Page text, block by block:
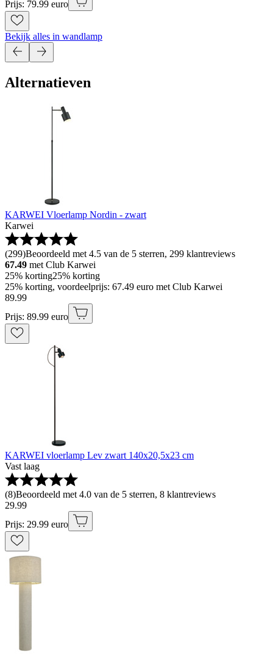
Prijs: 79.99 euro
Bekijk alles in wandlamp
Alternatieven
KARWEI Vloerlamp Nordin - zwart
Karwei
(299)Beoordeeld met 4.5 van de 5 sterren, 299 klantreviews
67.49 met Club Karwei
25% korting25% korting
25% korting, voordeelprijs: 67.49 euro met Club Karwei
89.99
Prijs: 89.99 euro
KARWEI vloerlamp Lev zwart 140x20,5x23 cm
Vast laag
(8)Beoordeeld met 4.0 van de 5 sterren, 8 klantreviews
29.99
Prijs: 29.99 euro